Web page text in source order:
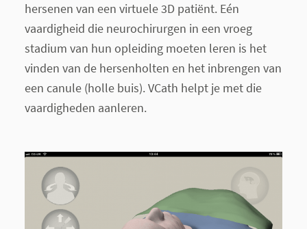
hersenen van een virtuele 3D patiënt. Eén
vaardigheid die neurochirurgen in een vroeg
stadium van hun opleiding moeten leren is het
vinden van de hersenholten en het inbrengen van
een canule (holle buis). VCath helpt je met die
vaardigheden aanleren.